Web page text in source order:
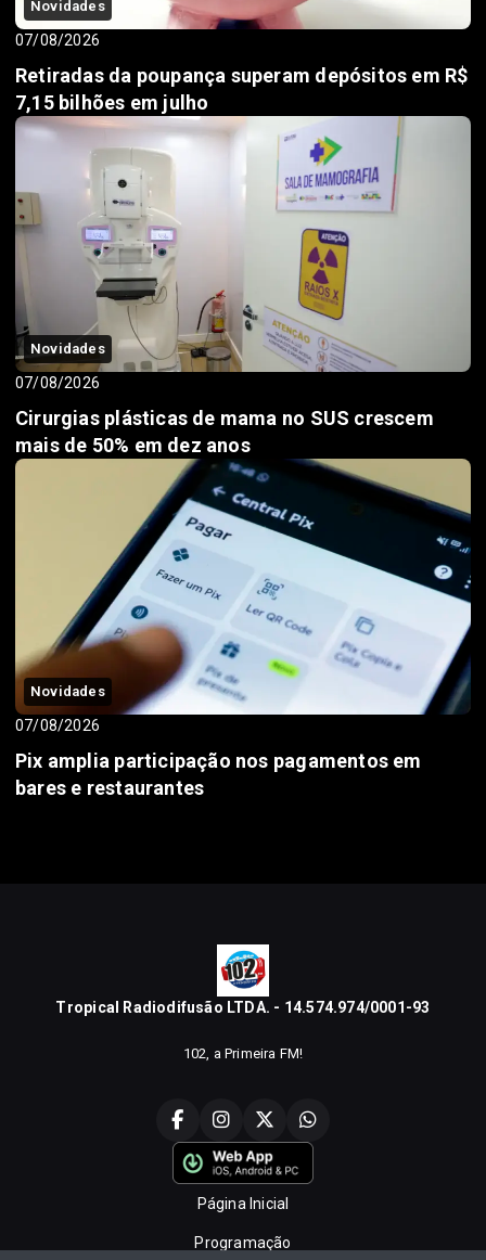
Novidades
07/08/2026
Retiradas da poupança superam depósitos em R$
7,15 bilhões em julho
Novidades
07/08/2026
Cirurgias plásticas de mama no SUS crescem
mais de 50% em dez anos
Novidades
07/08/2026
Pix amplia participação nos pagamentos em
bares e restaurantes
Tropical Radiodifusão LTDA. - 14.574.974/0001-93
102, a Primeira FM!
Página Inicial
Programação